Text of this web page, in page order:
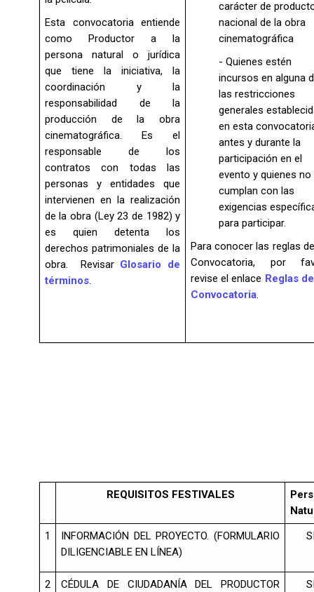
Esta convocatoria entiende
como Productor a la
persona natural o jurídica
que tiene la iniciativa, la
coordinación y la
responsabilidad de la
producción de la obra
cinematográfica. Es el
responsable de los
contratos con todas las
personas y entidades que
intervienen en la realización
de la obra (Ley 23 de 1982) y
es quien detenta los
derechos patrimoniales de la
obra. Revisar Glosario de
términos.
carácter de
nacional de la obra
cinematográfica
- Quienes estén
incursos en alguna
las restricciones
generales
en esta
antes y durante la
participación en el
evento y quienes no
cumplan con las
exigencias
para participar.
Para conocer las reglas
Convocatoria, por
revise el enlace Reglas
Convocatoria.
REQUISITOS FESTIVALES
1
INFORMACIÓN DEL PROYECTO. (FORMULARIO
DILIGENCIABLE EN LÍNEA)
2
CÉDULA DE CIUDADANÍA DEL PRODUCTOR